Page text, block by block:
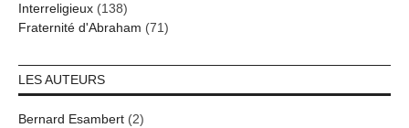
Interreligieux (138)
Fraternité d'Abraham (71)
LES AUTEURS
Bernard Esambert (2)